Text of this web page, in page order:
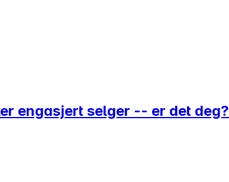
engasjert selger -- er det deg?